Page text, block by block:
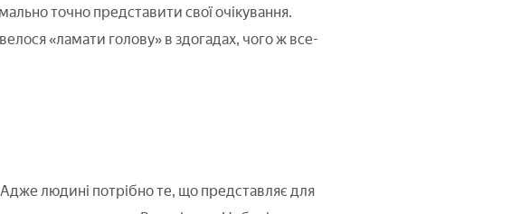
точно представити свої очікування.
«ламати голову» в здогадах, чого ж все-
людині потрібно те, що представляє для